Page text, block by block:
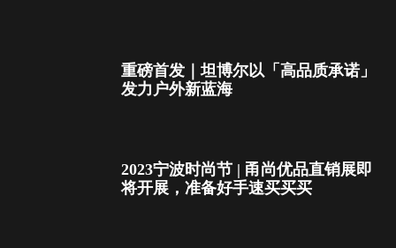
重磅首发｜坦博尔以「高品质承诺」
发力户外新蓝海
2023宁波时尚节 | 甬尚优品直销展即
将开展，准备好手速买买买